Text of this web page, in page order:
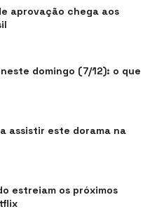
aprovação chega aos
domingo (7/12): o que
assistir este dorama na
estreiam os próximos